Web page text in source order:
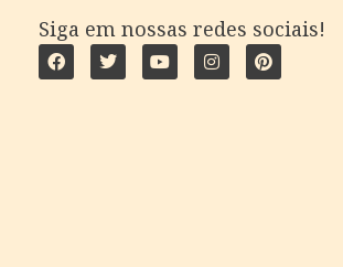
Siga em nossas redes sociais!